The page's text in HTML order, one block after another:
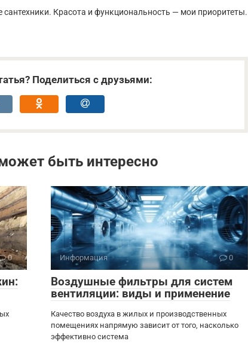
Красота и функциональность — мои приоритеты.
Поделиться с друзьями:
быть интересно
0 Информация 0
Воздушные фильтры для систем
вентиляции: виды и применение
Качество воздуха в жилых и производственных
помещениях напрямую зависит от того, насколько
эффективно система